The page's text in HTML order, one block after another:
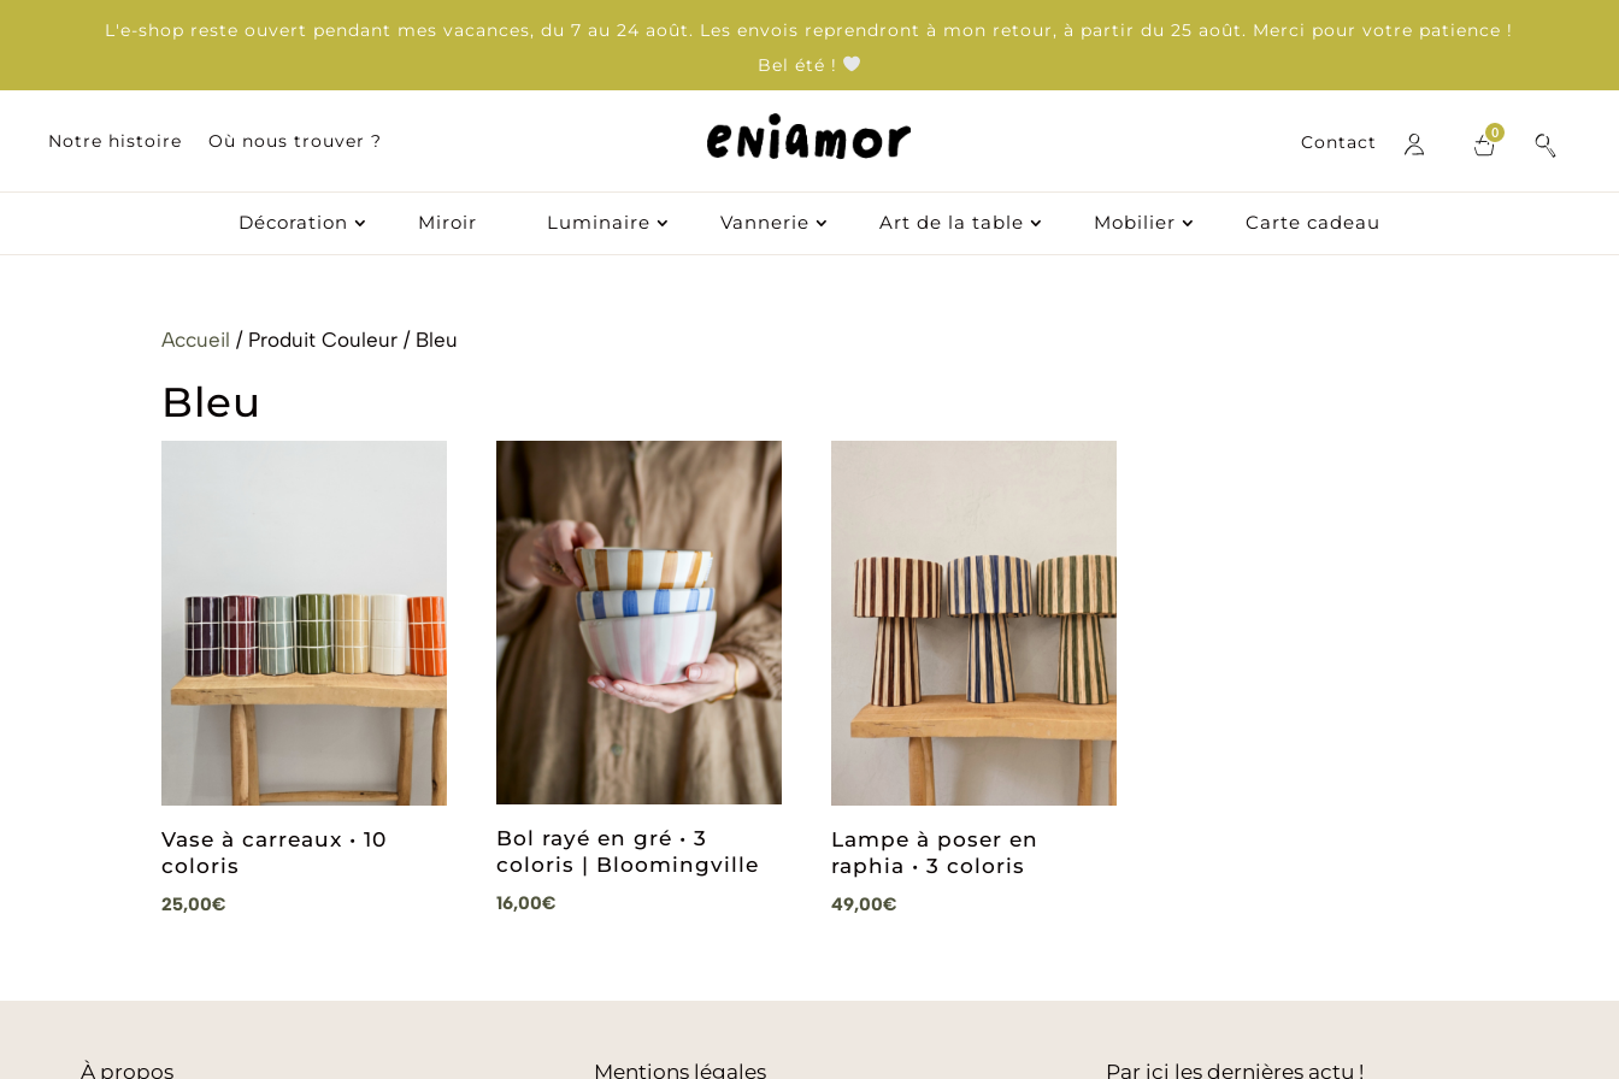
L'e-shop reste ouvert pendant mes vacances, du 7 au 24 août. Les envois reprendront à mon retour, à partir du 25 août. Merci pour votre patience !
Bel été !
Notre histoire Où nous trouver ? Contact 0
Décoration Miroir Luminaire Vannerie Art de la table Mobilier Carte cadeau
Notre histoire Où nous trouver ? Contact 0
Décoration Miroir Luminaire Vannerie Art de la table Mobilier Carte cadeau
Accueil / Produit Couleur / Bleu
Bleu
Vase à carreaux • 10
coloris
25,00€
Bol rayé en gré • 3
coloris | Bloomingville
16,00€
Lampe à poser en
raphia • 3 coloris
49,00€
À propos Mentions légales Par ici les dernières actu !